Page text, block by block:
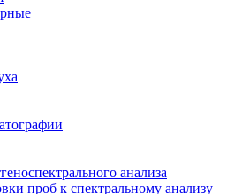
анализа
проб к спектральному анализу